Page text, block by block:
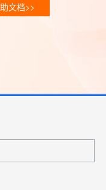
文档>>